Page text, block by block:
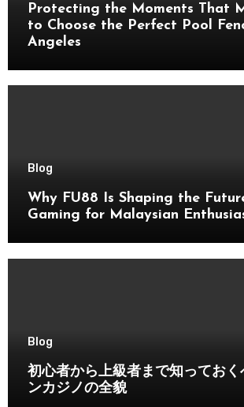
Protecting the Moments That
to Choose the Perfect Pool
Angeles
Blog
Why FU88 Is Shaping the
Gaming for Malaysian
Blog
初心者から上級者まで知っておく
ンカジノの全貌